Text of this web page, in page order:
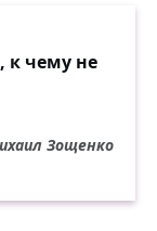
к чему не
Зощенко